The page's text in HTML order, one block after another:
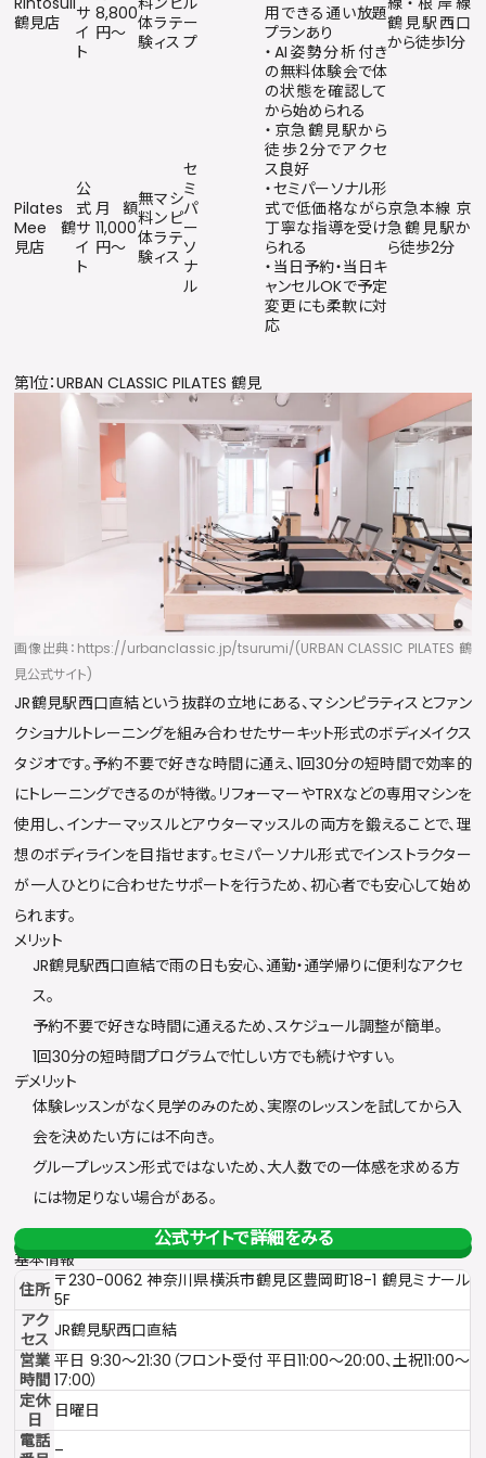
鶴見店
サ
イ
ト
8,800
円〜 体
験
ラテ
ィス
ー
プ
用できる通い放題
プランあり
・AI姿勢分析付き
の無料体験会で体
の状態を確認して
から始められる
鶴見駅西口
から徒歩1分
Pilates
Mee 鶴
見店
公
式
サ
イ
ト
月額
11,000
円〜
無
料
体
験
マシ
ンピ
ラテ
ィス
セ
ミ
パ
ー
ソ
ナ
ル
・京急鶴見駅から
徒歩2分でアクセ
ス良好
・セミパーソナル形
式で低価格ながら
丁寧な指導を受け
られる
・当日予約・当日キ
ャンセルOKで予定
変更にも柔軟に対
応
京急本線 京
急鶴見駅か
ら徒歩2分
第1位：URBAN CLASSIC PILATES 鶴見
画像出典：https://urbanclassic.jp/tsurumi/(URBAN CLASSIC PILATES 鶴
見公式サイト)
JR鶴見駅西口直結という抜群の立地にある、マシンピラティスとファン
クショナルトレーニングを組み合わせたサーキット形式のボディメイクス
タジオです。予約不要で好きな時間に通え、1回30分の短時間で効率的
にトレーニングできるのが特徴。リフォーマーやTRXなどの専用マシンを
使用し、インナーマッスルとアウターマッスルの両方を鍛えることで、理
想のボディラインを目指せます。セミパーソナル形式でインストラクター
が一人ひとりに合わせたサポートを行うため、初心者でも安心して始め
られます。
メリット
JR鶴見駅西口直結で雨の日も安心、通勤・通学帰りに便利なアクセ
ス。
予約不要で好きな時間に通えるため、スケジュール調整が簡単。
1回30分の短時間プログラムで忙しい方でも続けやすい。
デメリット
体験レッスンがなく見学のみのため、実際のレッスンを試してから入
会を決めたい方には不向き。
グループレッスン形式ではないため、大人数での一体感を求める方
には物足りない場合がある。
公式サイトで詳細をみる
基本情報
住所 〒230-0062 神奈川県横浜市鶴見区豊岡町18-1 鶴見ミナール
5F
アク
セス JR鶴見駅西口直結
営業
時間
平日 9:30〜21:30（フロント受付 平日11:00〜20:00、土祝11:00〜
17:00）
定休
日
日曜日
電話 –